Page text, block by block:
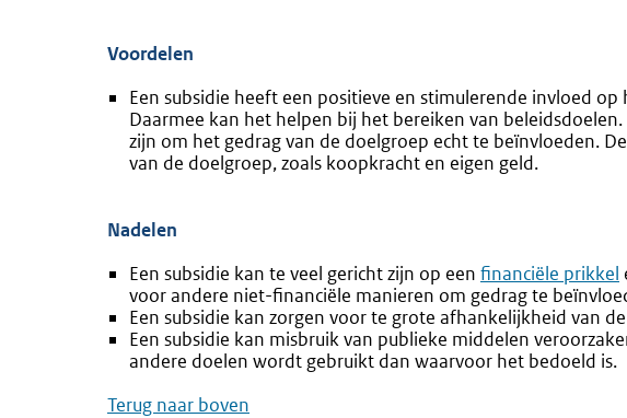
Voordelen
Een subsidie heeft een positieve en stimulerende invloed op
Daarmee kan het helpen bij het bereiken van
zijn om het gedrag van de doelgroep echt te beïnvloeden.
van de doelgroep, zoals koopkracht en eigen geld.
Nadelen
Een subsidie kan te veel gericht zijn op een financiële prikkel
voor andere niet-financiële manieren om gedrag te
Een subsidie kan zorgen voor te grote afhankelijkheid van
Een subsidie kan misbruik van publieke middelen
andere doelen wordt gebruikt dan waarvoor het bedoeld is.
Terug naar boven